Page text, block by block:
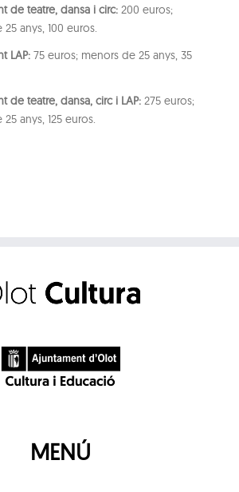
de teatre, dansa i circ: 200 euros;
anys, 100 euros.
LAP: 75 euros; menors de 25 anys, 35
de teatre, dansa, circ i LAP: 275 euros;
anys, 125 euros.
MENÚ